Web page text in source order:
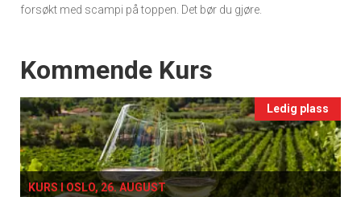
forsøkt med scampi på toppen. Det bør du gjøre.
Events
Kommende Kurs
Ledig plass
KURS I OSLO, 26. AUGUST